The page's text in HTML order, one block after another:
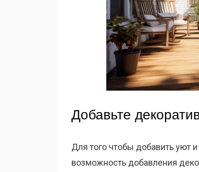
Добавьте
Для того чтобы добавить уют
возможность добавления